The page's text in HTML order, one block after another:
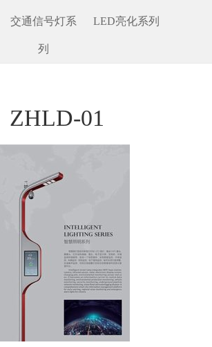
交通信号灯系
列
LED亮化系列
ZHLD-01